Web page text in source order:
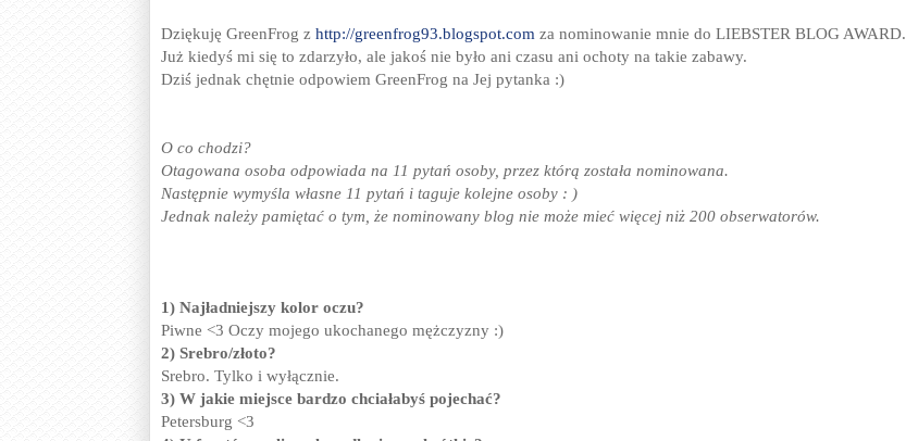
Dziękuję GreenFrog z http://greenfrog93.blogspot.com za nominowanie mnie do LIEBSTER BLOG AWARD.
Już kiedyś mi się to zdarzyło, ale jakoś nie było ani czasu ani ochoty na takie zabawy.
Dziś jednak chętnie odpowiem GreenFrog na Jej pytanka :)
O co chodzi?
Otagowana osoba odpowiada na 11 pytań osoby, przez którą została nominowana.
Następnie wymyśla własne 11 pytań i taguje kolejne osoby : )
Jednak należy pamiętać o tym, że nominowany blog nie może mieć więcej niż 200 obserwatorów.
1) Najładniejszy kolor oczu?
Piwne <3 Oczy mojego ukochanego mężczyzny :)
2) Srebro/złoto?
Srebro. Tylko i wyłącznie.
3) W jakie miejsce bardzo chciałabyś pojechać?
Petersburg <3